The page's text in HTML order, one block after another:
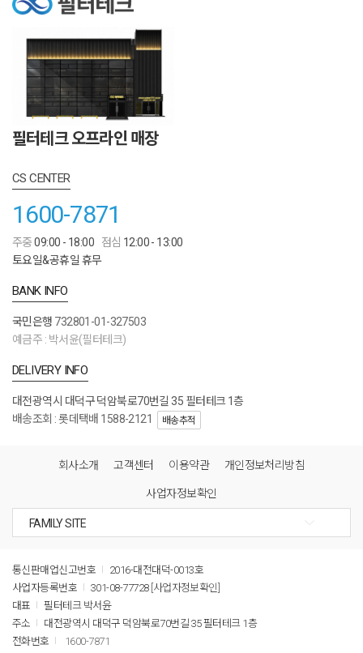
필터테크 오프라인 매장
CS CENTER
1600-7871
주중09:00 - 18:00 점심 12:00 - 13:00
토요일&공휴일 휴무
BANK INFO
국민은행 732801-01-327503
예금주 : 박서윤(필터테크)
DELIVERY INFO
대전광역시 대덕구 덕암북로70번길 35 필터테크 1층
배송조회 : 롯데택배 1588-2121
배송추적
회사소개 고객센터 이용약관 개인정보처리방침
사업자정보확인
통신판매업신고번호
2016-대전대덕-0013호
사업자등록번호
301-08-77728 [사업자정보확인]
대표
필터테크 박서윤
주소
대전광역시 대덕구 덕암북로70번길 35 필터테크 1층
전화번호
1600-7871